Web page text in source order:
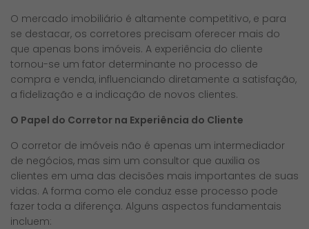
O mercado imobiliário é altamente competitivo, e para
se destacar, os corretores precisam oferecer mais do
que apenas bons imóveis. A experiência do cliente
tornou-se um fator determinante no processo de
compra e venda, influenciando diretamente a satisfação,
a fidelização e a indicação de novos clientes.
O Papel do Corretor na Experiência do Cliente
O corretor de imóveis não é apenas um intermediador
de negócios, mas sim um consultor que auxilia os
clientes em uma das decisões mais importantes de suas
vidas. A forma como ele conduz esse processo pode
fazer toda a diferença. Alguns aspectos fundamentais
incluem: